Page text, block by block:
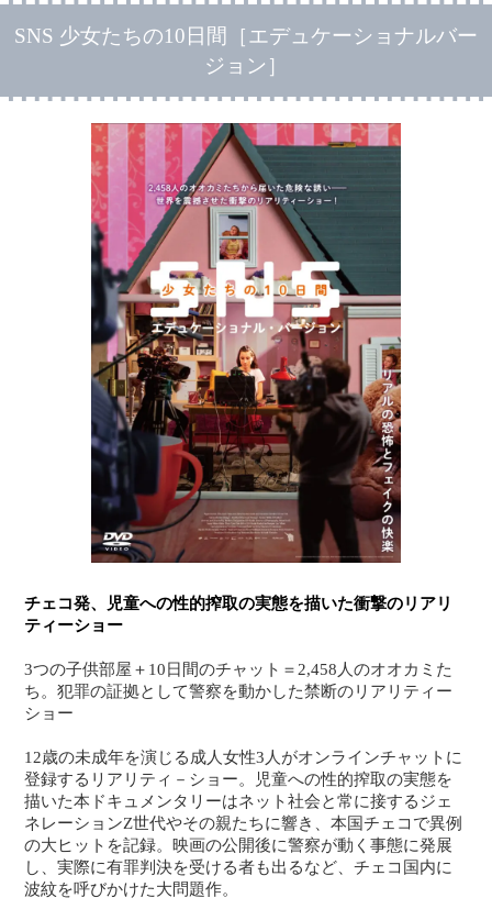
SNS 少女たちの10日間［エデュケーショナルバー
ジョン］
チェコ発、児童への性的搾取の実態を描いた衝撃のリアリ
ティーショー
3つの子供部屋＋10日間のチャット＝2,458人のオオカミた
ち。犯罪の証拠として警察を動かした禁断のリアリティー
ショー
12歳の未成年を演じる成人女性3人がオンラインチャットに
登録するリアリティ－ショー。児童への性的搾取の実態を
描いた本ドキュメンタリーはネット社会と常に接するジェ
ネレーションZ世代やその親たちに響き、本国チェコで異例
の大ヒットを記録。映画の公開後に警察が動く事態に発展
し、実際に有罪判決を受ける者も出るなど、チェコ国内に
波紋を呼びかけた大問題作。